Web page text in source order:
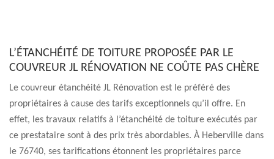
L’ÉTANCHÉITÉ DE TOITURE PROPOSÉE PAR LE
COUVREUR JL RÉNOVATION NE COÛTE PAS CHÈRE
Le couvreur étanchéité JL Rénovation est le préféré des
propriétaires à cause des tarifs exceptionnels qu’il offre. En
effet, les travaux relatifs à l’étanchéité de toiture exécutés par
ce prestataire sont à des prix très abordables. À Heberville dans
le 76740, ses tarifications étonnent les propriétaires parce